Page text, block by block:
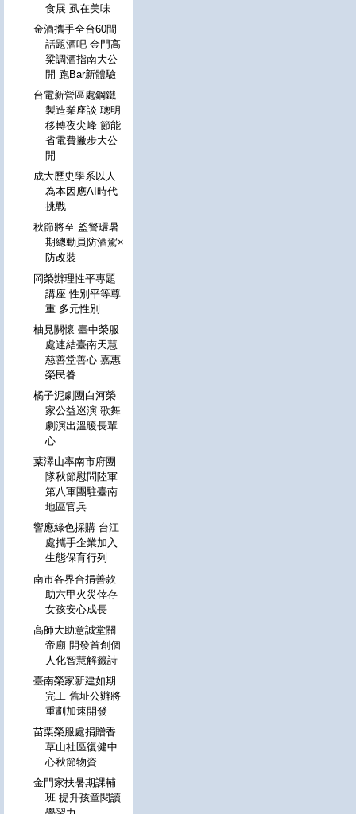
食展 虱在美味
金酒攜手全台60間
話題酒吧 金門高
粱調酒指南大公
開 跑Bar新體驗
台電新營區處鋼鐵
製造業座談 聰明
移轉夜尖峰 節能
省電費撇步大公
開
成大歷史學系以人
為本因應AI時代
挑戰
秋節將至 監警環暑
期總動員防酒駕×
防改裝
岡榮辦理性平專題
講座 性別平等尊
重.多元性別
柚見關懷 臺中榮服
處連結臺南天慧
慈善堂善心 嘉惠
榮民眷
橘子泥劇團白河榮
家公益巡演 歌舞
劇演出溫暖長輩
心
葉澤山率南市府團
隊秋節慰問陸軍
第八軍團駐臺南
地區官兵
響應綠色採購 台江
處攜手企業加入
生態保育行列
南市各界合捐善款
助六甲火災倖存
女孩安心成長
高師大助意誠堂關
帝廟 開發首創個
人化智慧解籤詩
臺南榮家新建如期
完工 舊址公辦將
重劃加速開發
苗栗榮服處捐贈香
草山社區復健中
心秋節物資
金門家扶暑期課輔
班 提升孩童閱讀